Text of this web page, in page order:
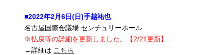
■2022年2月6日(日)手越祐也
名古屋国際会議場 センチュリーホール
※払戻等の詳細を更新しました。【2/21更新】
→詳細は こちら